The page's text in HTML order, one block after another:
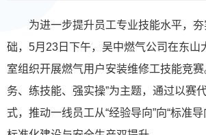
为进一步提升员工专业技能水平，夯
础，5月23日下午，吴中燃气公司在东山
室组织开展燃气用户安装维修工技能竞赛
务、练技能、强实操”为主题，通过以赛
式，推动一线员工从“经验导向”向“标准